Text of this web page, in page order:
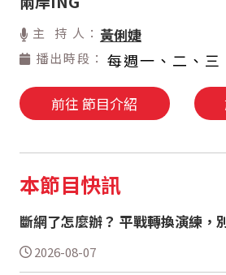
主 持 人： 黃俐婕
播出時段： 每週一、二、三
前往 節目介紹
本節目快訊
斷網了怎麼辦？ 平戰轉換演練
2026-08-07